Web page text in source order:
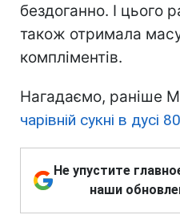
бездоганно. І цього
також отримала
компліментів.
Нагадаємо, раніше
чарівній сукні в дусі
Не упустите
наши